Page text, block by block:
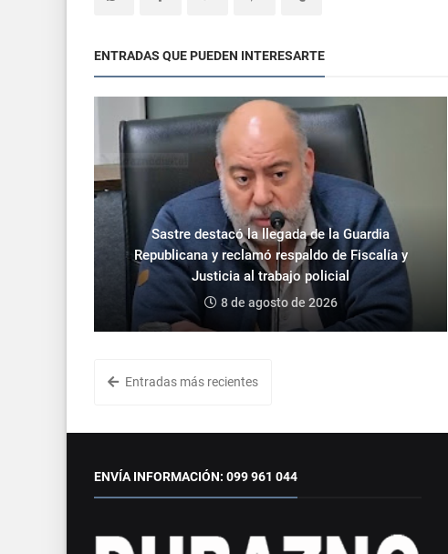
ENTRADAS QUE PUEDEN INTERESARTE
Sastre destacó la llegada de la Guardia
Republicana y reclamó respaldo de Fiscalía y
Justicia al trabajo policial
8 de agosto de 2026
Entradas más recientes
ENVÍA INFORMACIÓN: 099 961 044